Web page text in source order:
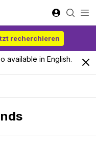
recherchieren
available in English.